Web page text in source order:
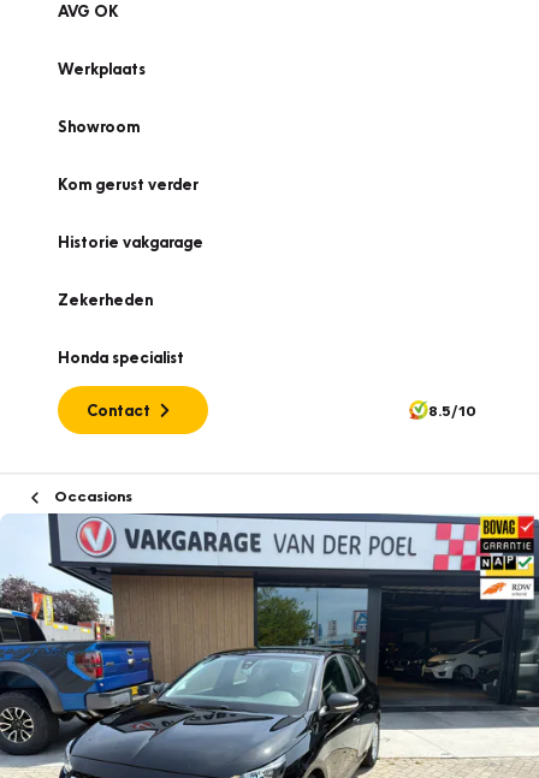
AVG OK
Werkplaats
Showroom
Kom gerust verder
Historie vakgarage
Zekerheden
Honda specialist
Contact 8.5/10
Occasions